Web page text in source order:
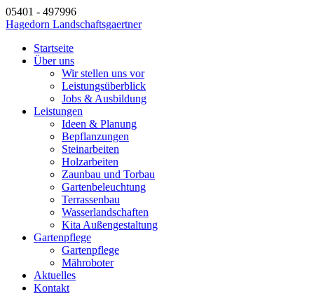
05401 - 497996
Hagedorn Landschaftsgaertner
Startseite
Über uns
Wir stellen uns vor
Leistungsüberblick
Jobs & Ausbildung
Leistungen
Ideen & Planung
Bepflanzungen
Steinarbeiten
Holzarbeiten
Zaunbau und Torbau
Gartenbeleuchtung
Terrassenbau
Wasserlandschaften
Kita Außengestaltung
Gartenpflege
Gartenpflege
Mähroboter
Aktuelles
Kontakt